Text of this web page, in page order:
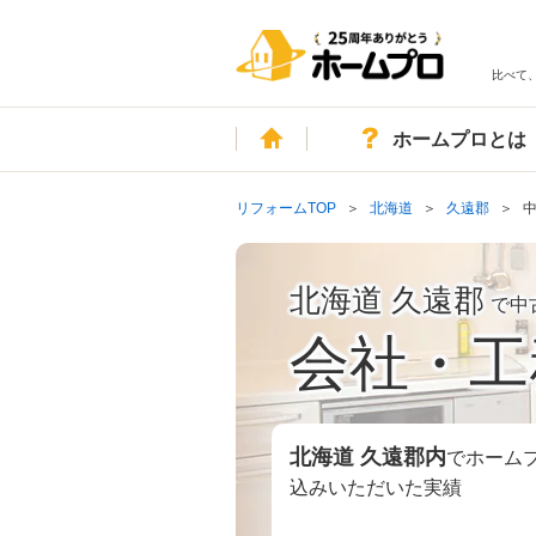
比べて
ホームホームプロとは
リフォームTOP 北海道 久遠郡
北海道 久遠郡 で中
会社・
北海道 久遠郡内でホーム
込みいただいた実績